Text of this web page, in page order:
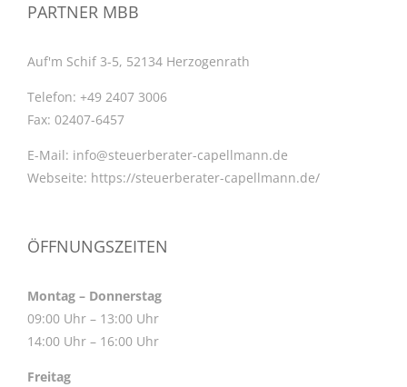
PARTNER MBB
Auf'm Schif 3-5, 52134 Herzogenrath
Telefon: +49 2407 3006
Fax: 02407-6457
E-Mail: info@steuerberater-capellmann.de
Webseite: https://steuerberater-capellmann.de/
ÖFFNUNGSZEITEN
Montag – Donnerstag
09:00 Uhr – 13:00 Uhr
14:00 Uhr – 16:00 Uhr
Freitag